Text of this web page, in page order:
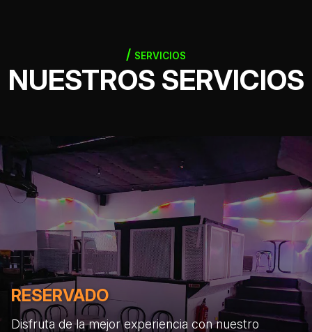
SERVICIOS
NUESTROS SERVICIOS
RESERVADO
Disfruta de la mejor experiencia con nuestro